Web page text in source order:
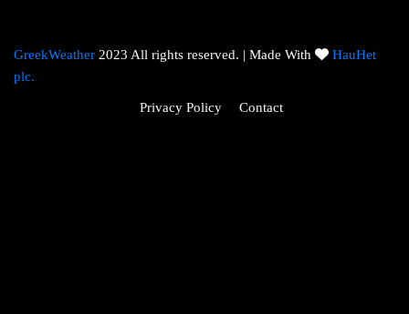
GreekWeather 2023 All rights reserved. | Made With
HauHet
plc.
Privacy Policy Contact